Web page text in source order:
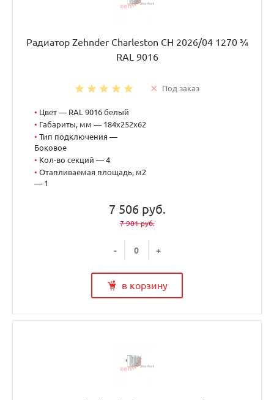
Радиатор Zehnder Charleston CH 2026/04 1270 ¾
RAL 9016
Под заказ
• Цвет — RAL 9016 белый
• Габариты, мм — 184x252x62
• Тип подключения —
Боковое
• Кол-во секций — 4
• Отапливаемая площадь, м2
— 1
7 506 руб.
7 901 руб.
- +
в корзину